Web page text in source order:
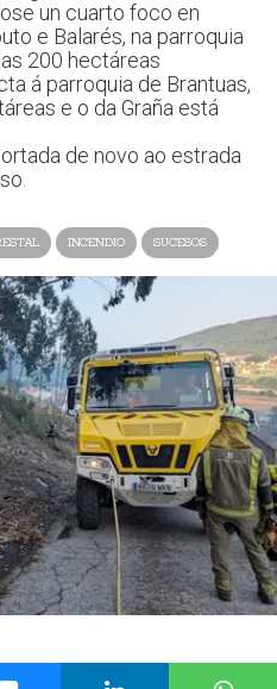
un cuarto foco en
e Balarés, na parroquia
200 hectáreas
á parroquia de Brantuas,
e o da Graña está
de novo ao estrada
INCENDIO SUCESOS